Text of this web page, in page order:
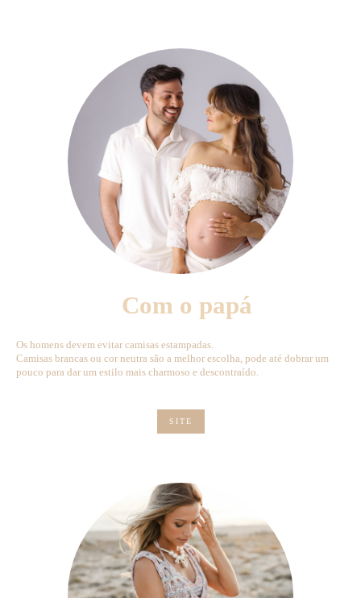
Com o papá
Os homens devem evitar camisas estampadas.
Camisas brancas ou cor neutra são a melhor escolha, pode até dobrar um
pouco para dar um estilo mais charmoso e descontraído.
SITE